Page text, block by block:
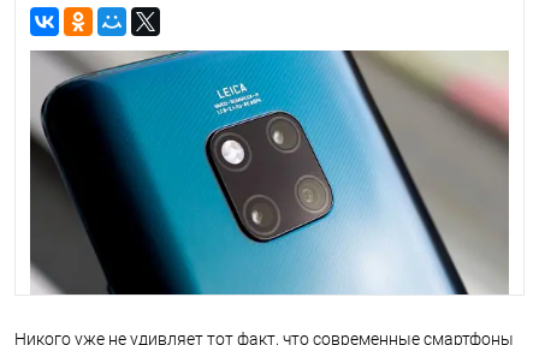
Никого уже не удивляет тот факт, что современные смартфоны